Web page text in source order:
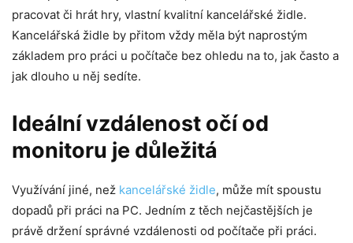
pracovat či hrát hry, vlastní kvalitní kancelářské židle.
Kancelářská židle by přitom vždy měla být naprostým
základem pro práci u počítače bez ohledu na to, jak často a
jak dlouho u něj sedíte.
Ideální vzdálenost očí od
monitoru je důležitá
Využívání jiné, než kancelářské židle, může mít spoustu
dopadů při práci na PC. Jedním z těch nejčastějších je
právě držení správné vzdálenosti od počítače při práci.